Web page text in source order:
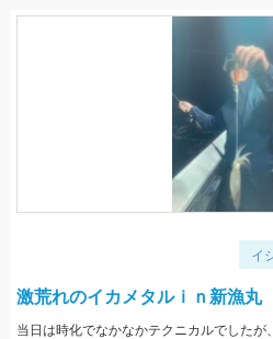
イ
激荒れのイカメタルｉｎ新漁丸